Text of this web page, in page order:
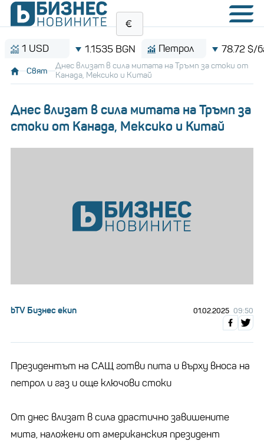
USD 1.1535 BGN Петрол 78.72 $/барел
Свят
Днес влизат в сила митата на Тръмп за стоки от
Канада, Мексико и Китай
Днес влизат в сила митата на Тръмп за
стоки от Канада, Мексико и Китай
bTV Бизнес екип 01.02.2025 09:50
Президентът на САЩ готви пита и върху вноса на
петрол и газ и още ключови стоки
От днес влизат в сила драстично завишените
мита, наложени от американския президент